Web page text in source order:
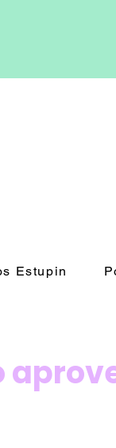
Estupin